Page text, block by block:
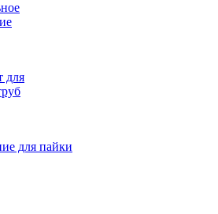
для
для пайки